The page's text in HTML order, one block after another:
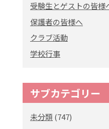
受験生とゲストの皆様
保護者の皆様へ
クラブ活動
学校行事
サブカテゴリー
未分類 (747)